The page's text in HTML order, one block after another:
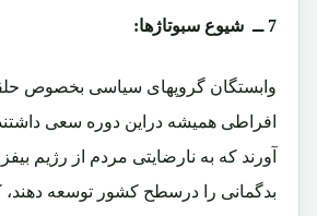
7 ــ شیوع سبوتاژها:
وابستگان گروپهای سیاسی بخصوص
افراطی همیشه دراین دوره سعی
آورند که به نارضایتی مردم از رژیم
بدگمانی را درسطح کشور توسعه دهند،